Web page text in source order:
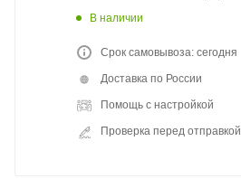
В наличии
Срок самовывоза: сегодня
Доставка по России
Помощь с настройкой
Проверка перед отправкой